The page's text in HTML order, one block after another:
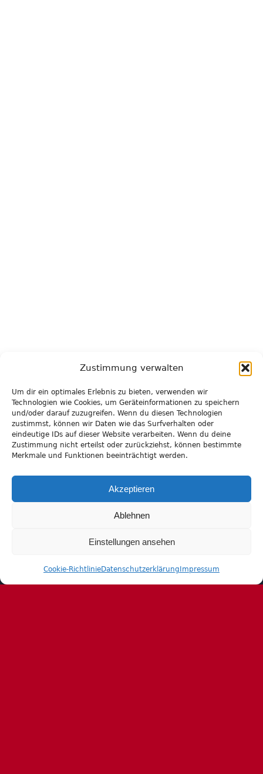
Zustimmung verwalten
Um dir ein optimales Erlebnis zu bieten, verwenden wir
Technologien wie Cookies, um Geräteinformationen zu speichern
und/oder darauf zuzugreifen. Wenn du diesen Technologien
zustimmst, können wir Daten wie das Surfverhalten oder
eindeutige IDs auf dieser Website verarbeiten. Wenn du deine
Zustimmung nicht erteilst oder zurückziehst, können bestimmte
Merkmale und Funktionen beeinträchtigt werden.
Akzeptieren
Ablehnen
Einstellungen ansehen
Cookie-RichtlinieDatenschutzerklärung Impressum
Unsere Förderer: